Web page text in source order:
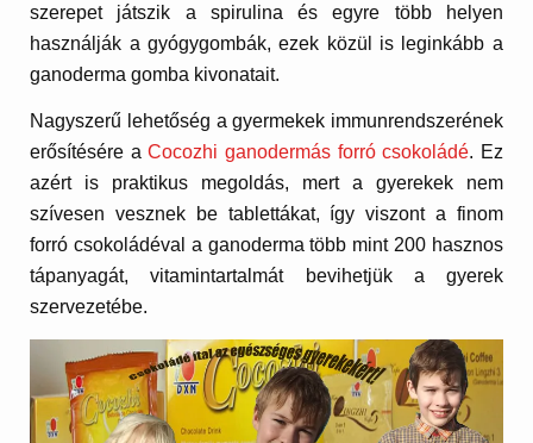
szerepet játszik a spirulina és egyre több helyen
használják a gyógygombák, ezek közül is leginkább a
ganoderma gomba kivonatait.
Nagyszerű lehetőség a gyermekek immunrendszerének
erősítésére a Cocozhi ganodermás forró csokoládé. Ez
azért is praktikus megoldás, mert a gyerekek nem
szívesen vesznek be tablettákat, így viszont a finom
forró csokoládéval a ganoderma több mint 200 hasznos
tápanyagát, vitamintartalmát bevihetjük a gyerek
szervezetébe.